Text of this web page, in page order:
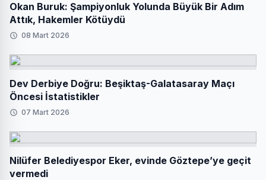
Okan Buruk: Şampiyonluk Yolunda Büyük Bir Adım
Attık, Hakemler Kötüydü
08 Mart 2026
Dev Derbiye Doğru: Beşiktaş-Galatasaray Maçı
Öncesi İstatistikler
07 Mart 2026
Nilüfer Belediyespor Eker, evinde Göztepe’ye geçit
vermedi